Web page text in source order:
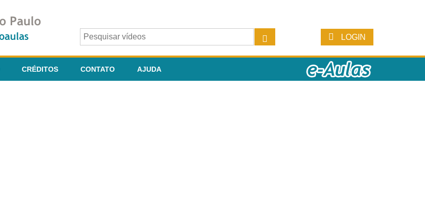
LOGIN
CRÉDITOS CONTATO AJUDA